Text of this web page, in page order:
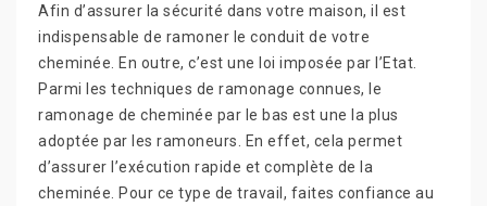
Afin d’assurer la sécurité dans votre maison, il est
indispensable de ramoner le conduit de votre
cheminée. En outre, c’est une loi imposée par l’Etat.
Parmi les techniques de ramonage connues, le
ramonage de cheminée par le bas est une la plus
adoptée par les ramoneurs. En effet, cela permet
d’assurer l’exécution rapide et complète de la
cheminée. Pour ce type de travail, faites confiance au